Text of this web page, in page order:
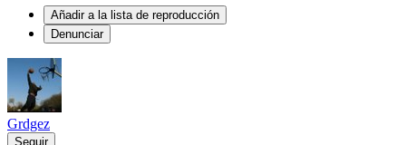
Añadir a la lista de reproducción
Denunciar
Grdgez
Seguir